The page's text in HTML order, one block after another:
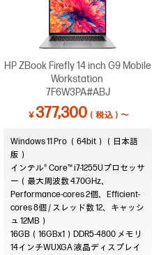
HP ZBook Firefly 14 inch G9 Mobile
Workstation
7F6W3PA#ABJ
￥377,300（税込）～
Windows 11 Pro （64bit）（日本語
版）
インテル® Core™ i7-1255Uプロセッサ
ー（最大周波数 4.70GHz、
Performance-cores 2個、Efficient-
cores 8個 / スレッド数 12、キャッシ
ュ 12MB）
16GB（16GBx1）DDR5-4800
14インチWUXGA 液晶ディスプレイ